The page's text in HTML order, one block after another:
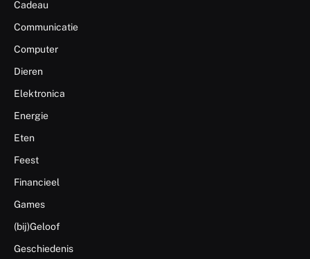
Cadeau
Communicatie
Computer
Dieren
Elektronica
Energie
Eten
Feest
Financieel
Games
(bij)Geloof
Geschiedenis